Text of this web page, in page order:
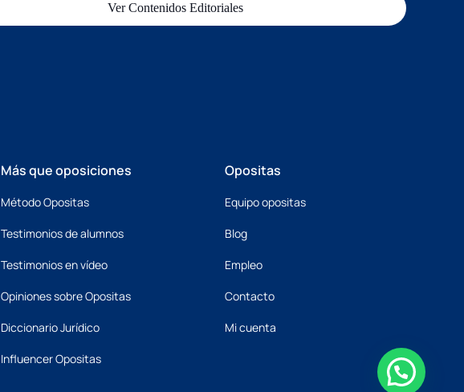
Ver Contenidos Editoriales
Más que oposiciones
Método Opositas
Testimonios de alumnos
Testimonios en vídeo
Opiniones sobre Opositas
Diccionario Jurídico
Influencer Opositas
Opositas
Equipo opositas
Blog
Empleo
Contacto
Mi cuenta